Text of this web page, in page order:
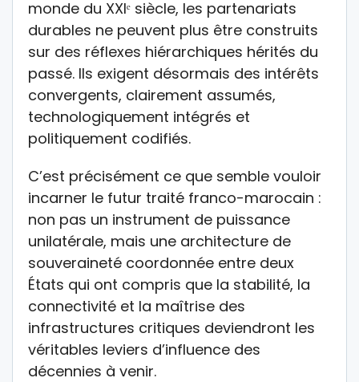
monde du XXIᵉ siècle, les partenariats
durables ne peuvent plus être construits
sur des réflexes hiérarchiques hérités du
passé. Ils exigent désormais des intérêts
convergents, clairement assumés,
technologiquement intégrés et
politiquement codifiés.
C’est précisément ce que semble vouloir
incarner le futur traité franco-marocain :
non pas un instrument de puissance
unilatérale, mais une architecture de
souveraineté coordonnée entre deux
États qui ont compris que la stabilité, la
connectivité et la maîtrise des
infrastructures critiques deviendront les
véritables leviers d’influence des
décennies à venir.